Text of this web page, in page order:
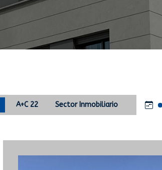
A+C 22 Sector Inmobiliario